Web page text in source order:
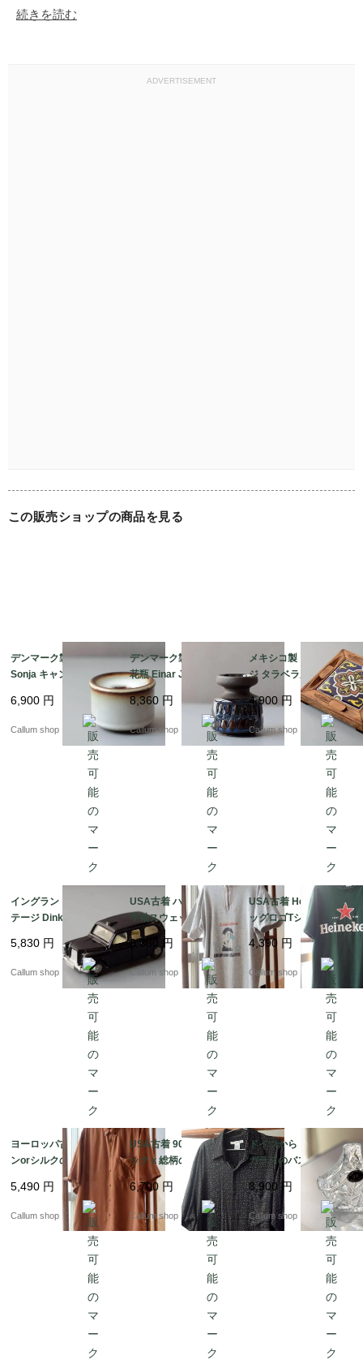
インテリアとしてはもちろん、個性的なキャンプラグやアウ
またご不明点などございましたらお気軽にお問い合わせくだ
さいませ。
続きを読む
ADVERTISEMENT
この販売ショップの商品を見る
デンマーク製 SOHOLM
Sonja キャンドルスタ
ンド 花瓶 北欧 花器 ス
ーホルム 一輪挿し ホル
ダー 燭台 ヴィンテージ
6,900 円
Callum shop
デンマーク製 SOHOLM
花瓶 Einar Johansen
ネイビー 北欧 花器 ス
ーホルム 一輪挿し キャ
ンドルスタンド ホルダ
ー ヴィンテージ_2607
8,360 円
Callum shop
メキシコ製 ヴィンテー
ジ タラベラ風タイルと
木製のトリベット 陶板
オブジェ 花台やトレー
としても フォークアー
ト アンティーク_2607
4,900 円
Callum shop
イングランド製 ヴィン
テージ Dinky Toys AU
STIN TAXI ディンキー
トイズ オースチンタク
シー ミニカー アンティ
ーク_260731 ig4992
5,830 円
Callum shop
USA古着 ハーフジップ
半袖スウェットシャツ
メンズS-Mくらい ボデ
ィビルクラブプリント
アメリカ オールド古着
_260805 if1044
6,380 円
Callum shop
USA古着 Heineken ビ
ッグロゴTシャツ sizeL
メンズ グリーン ハイネ
ケン アメリカ オールド
古着 if1043
4,390 円
Callum shop
ヨーロッパ古着 レーヨ
ンorシルクの半袖ボタ
ンダウンシャツ メンズ
Lくらい ブラウン ヴィ
ンテージ ダメージ古着
_260805 if1042
5,490 円
Callum shop
USA古着 90's頃 ブラ
ックｘ総柄のレーヨン
半袖シャツ sizeL メン
ズ アメリカ ヴィンテー
ジ オールド古着_2608
05 if1041
6,700 円
Callum shop
ドイツから クリスタル
ガラスのバスケット型
トレー ボヘミアグラス
を彷彿 24%PbO トレイ
アンティーク ヴィンテ
ージ_260721 ig4976
8,900円
Callum shop